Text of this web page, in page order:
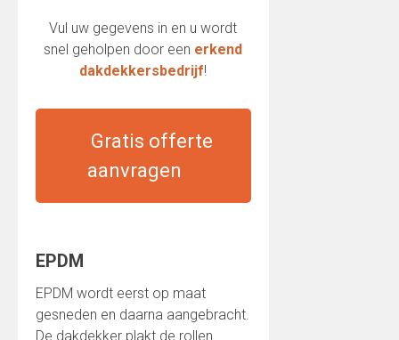
Vul uw gegevens in en u wordt
snel geholpen door een erkend
dakdekkersbedrijf!
Gratis offerte
aanvragen
EPDM
EPDM wordt eerst op maat
gesneden en daarna aangebracht.
De dakdekker plakt de rollen